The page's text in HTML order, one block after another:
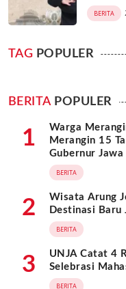
BERITA
TAG POPULER
BERITAPOPULER
1
Warga
Merangin 15
Gubernur
BERITA
2
Wisata Arung
Destinasi Baru
BERITA
3
UNJA Catat 4
Selebrasi
BERITA